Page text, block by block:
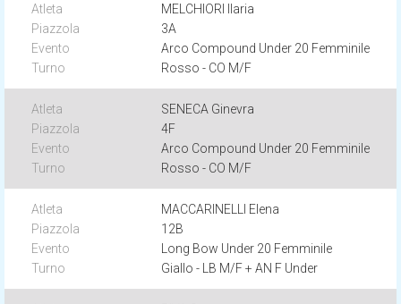
MELCHIORI Ilaria
3A
Arco Compound Under 20 Femminile
Rosso - CO M/F
SENECA Ginevra
4F
Arco Compound Under 20 Femminile
Rosso - CO M/F
MACCARINELLI Elena
12B
Long Bow Under 20 Femminile
Giallo - LB M/F + AN F Under